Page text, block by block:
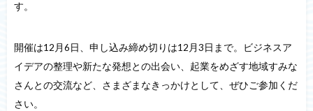
す。
開催は12月6日、申し込み締め切りは12月3日まで。ビジネスア
イデアの整理や新たな発想との出会い、起業をめざす地域すみな
さんとの交流など、さまざまなきっかけとして、ぜひご参加くだ
さい。